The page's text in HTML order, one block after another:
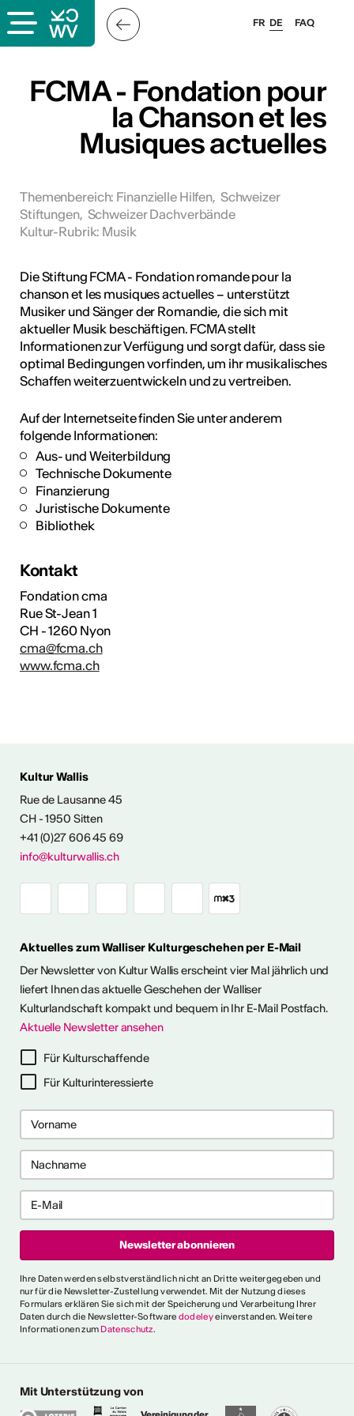
anzeigen
als
r
r
Ein
erklärt ausserdem den
FAQ
FR DE
FCMA - Fondation pour
la Chanson et les
Musiques actuelles
Themenbereich: Finanzielle Hilfen, Schweizer
Stiftungen, Schweizer Dachverbände
Kultur-Rubrik: Musik
Die Stiftung FCMA - Fondation romande pour la
chanson et les musiques actuelles – unterstützt
Musiker und Sänger der Romandie, die sich mit
aktueller Musik beschäftigen. FCMA stellt
Informationen zur Verfügung und sorgt dafür, dass sie
optimal Bedingungen vorfinden, um ihr musikalisches
Schaffen weiterzuentwickeln und zu vertreiben.
Auf der Internetseite finden Sie unter anderem
folgende Informationen:
Aus- und Weiterbildung
Technische Dokumente
Finanzierung
Juristische Dokumente
Bibliothek
Kontakt
Fondation cma
Rue St-Jean 1
CH - 1260 Nyon
cma@fcma.ch
www.fcma.ch
Kultur Wallis
Rue de Lausanne 45
CH - 1950 Sitten
+41 (0)27 606 45 69
info@kulturwallis.ch
Aktuelles zum Walliser Kulturgeschehen per E-Mail
Der Newsletter von Kultur Wallis erscheint vier Mal jährlich und
liefert Ihnen das aktuelle Geschehen der Walliser
Kulturlandschaft kompakt und bequem in Ihr E-Mail Postfach.
Aktuelle Newsletter ansehen
Für Kulturschaffende
Für Kulturinteressierte
Ihre Daten werden selbstverständlich nicht an Dritte weitergegeben und
nur für die Newsletter-Zustellung verwendet. Mit der Nutzung dieses
Formulars erklären Sie sich mit der Speicherung und Verarbeitung Ihrer
Daten durch die Newsletter-Software dodeleyeinverstanden. Weitere
Informationen zum Datenschutz.
Mit Unterstützung von